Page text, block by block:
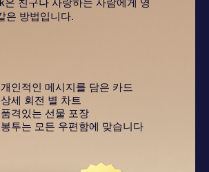
친구나 사랑하는 사람에게 영
은 방법입니다.
개인적인 메시지를 담은 카드
상세 회전 별 차트
품격있는 선물 포장
봉투는 모든 우편함에 맞습니다